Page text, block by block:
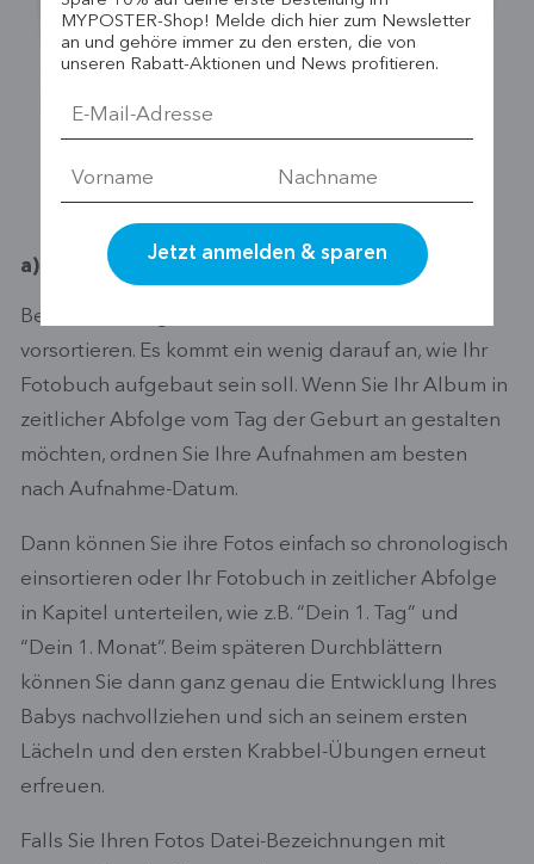
a) Fotos sortieren
Bevor Sie loslegen, sollten Sie Ihre Fotos
vorsortieren. Es kommt ein wenig darauf an, wie Ihr
Fotobuch aufgebaut sein soll. Wenn Sie Ihr Album in
zeitlicher Abfolge vom Tag der Geburt an gestalten
möchten, ordnen Sie Ihre Aufnahmen am besten
nach Aufnahme-Datum.
Dann können Sie ihre Fotos einfach so chronologisch
einsortieren oder Ihr Fotobuch in zeitlicher Abfolge
in Kapitel unterteilen, wie z.B. “Dein 1. Tag” und
“Dein 1. Monat”. Beim späteren Durchblättern
können Sie dann ganz genau die Entwicklung Ihres
Babys nachvollziehen und sich an seinem ersten
Lächeln und den ersten Krabbel-Übungen erneut
erfreuen.
Falls Sie Ihren Fotos Datei-Bezeichnungen mit
MYPOSTER-Shop! Melde dich hier zum Newsletter
an und gehöre immer zu den ersten, die von
unseren Rabatt-Aktionen und News profitieren.